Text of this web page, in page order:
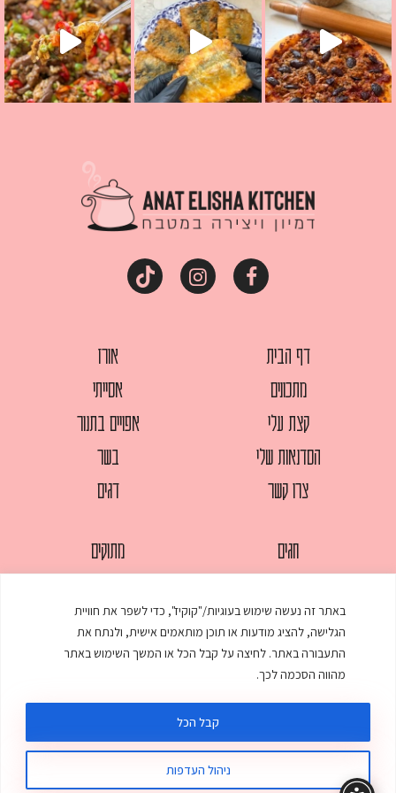
באתר זה נעשה שימוש בעוגיות/"קוקיז", כדי לשפר את חוויית
הגלישה, להציג מודעות או תוכן מותאמים אישית, ולנתח את
התעבורה באתר. לחיצה על קבל הכל או המשך השימוש באתר
מהווה הסכמה לכך.
ניהול העדפות
קבל הכל
דף הבית
מתכונים
קצת עלי
הסדנאות שלי
צרו קשר
אורז
אסייתי
אפויים בתנור
בשר
דגים
חגים
מאפים
ממולאים
מרקים
מתוקים
עוגות
עוף
© כל הזכויות שמורות לענת אלישע | עיצוב ובניית אתר